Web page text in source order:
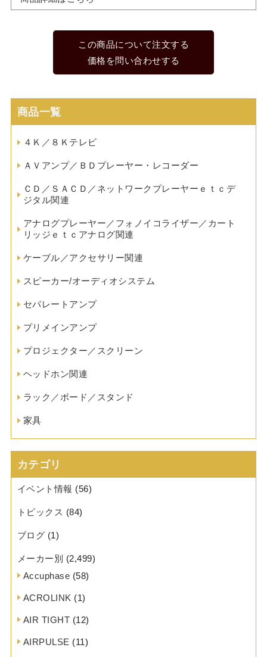
この商品について注文する
価格を問い合わせする
商品一覧
４Ｋ／８Ｋテレビ
ＡＶアンプ／ＢＤプレーヤー・レコーダー
ＣＤ／ＳＡＣＤ／ネットワークプレーヤーｅｔｃデ
ジタル関連
アナログプレーヤー／フォノイコライザー／カート
リッジｅｔｃアナログ関連
ケーブル／アクセサリー関連
スピーカー/オーディオシステム
セパレートアンプ
プリメインアンプ
プロジェクター／スクリーン
ヘッドホン関連
ラック／ボード／スタンド
家具
カテゴリ
イベント情報 (56)
トピックス (84)
ブログ (1)
メーカー別 (2,499)
Accuphase (58)
ACROLINK (1)
AIR TIGHT (12)
AIRPULSE (11)